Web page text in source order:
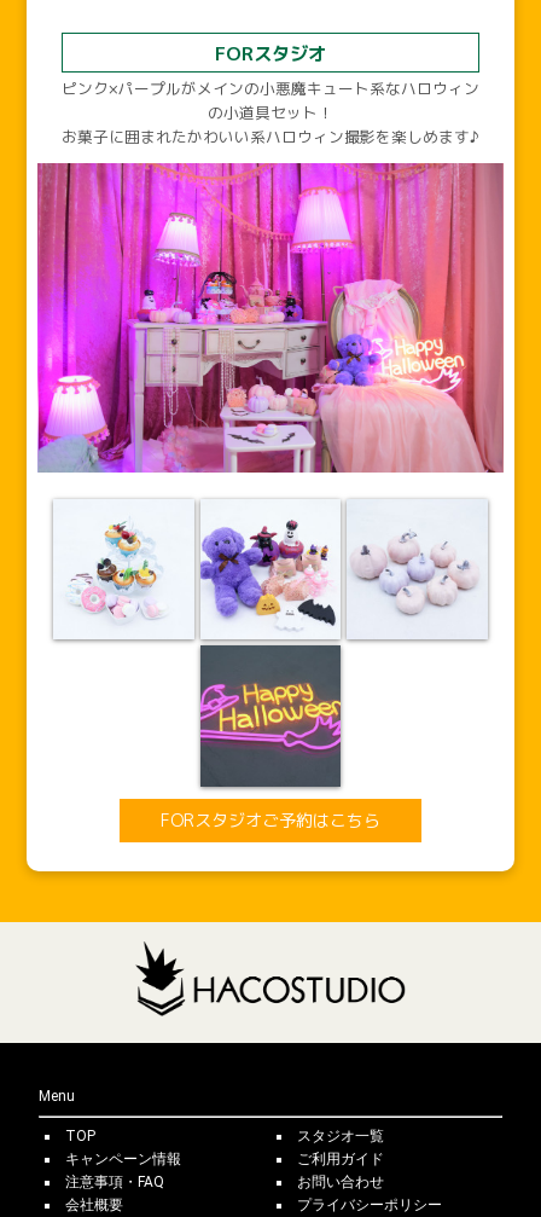
FORスタジオ
ピンク×パープルがメインの小悪魔キュート系なハロウィン
の小道具セット！
お菓子に囲まれたかわいい系ハロウィン撮影を楽しめます♪
FORスタジオご予約はこちら
Menu
TOP
スタジオ一覧
キャンペーン情報
ご利用ガイド
注意事項・FAQ
お問い合わせ
会社概要
プライバシーポリシー